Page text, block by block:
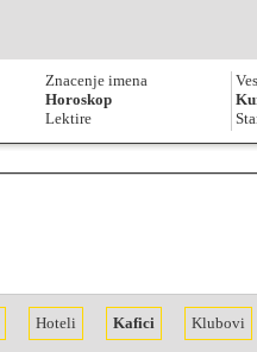
Znacenje imena
Horoskop
Lektire
Hoteli Kafici Klubovi